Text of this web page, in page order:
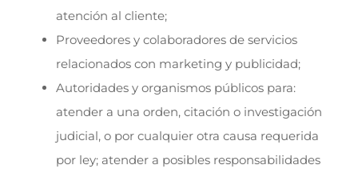
atención al cliente;
Proveedores y colaboradores de servicios
relacionados con marketing y publicidad;
Autoridades y organismos públicos para:
atender a una orden, citación o investigación
judicial, o por cualquier otra causa requerida
por ley; atender a posibles responsabilidades